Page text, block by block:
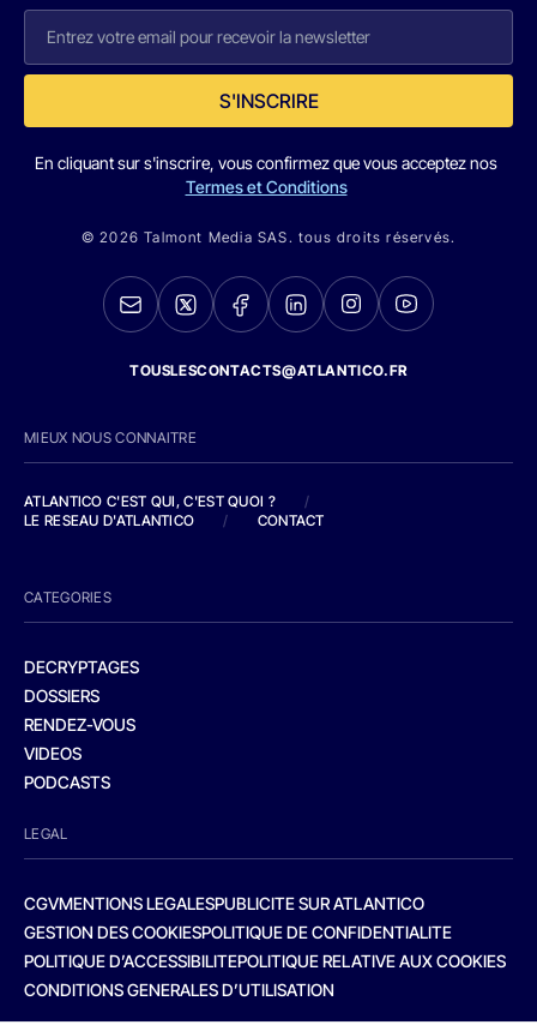
S'INSCRIRE
En cliquant sur s'inscrire, vous confirmez que vous acceptez nos
Termes et Conditions
© 2026 Talmont Media SAS. tous droits réservés.
TOUSLESCONTACTS@ATLANTICO.FR
MIEUX NOUS CONNAITRE
ATLANTICO C'EST QUI, C'EST QUOI ?
/
LE RESEAU D'ATLANTICO
/ CONTACT
CATEGORIES
DECRYPTAGES
DOSSIERS
RENDEZ-VOUS
VIDEOS
PODCASTS
LEGAL
CGVMENTIONS LEGALESPUBLICITE SUR ATLANTICO
GESTION DES COOKIESPOLITIQUE DE CONFIDENTIALITE
POLITIQUE D’ACCESSIBILITEPOLITIQUE RELATIVE AUX COOKIES
CONDITIONS GENERALES D’UTILISATION